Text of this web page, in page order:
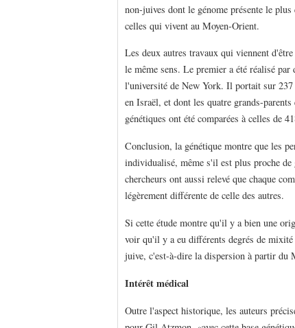
non-juives dont le génome présente le
celles qui vivent au Moyen-Orient.
Les deux autres travaux qui viennent
le même sens. Le premier a été réalisé
l'université de New York. Il portait sur
en Israël, et dont les quatre grands-
génétiques ont été comparées à celles de
Conclusion, la génétique montre que les
individualisé, même s'il est plus proche
chercheurs ont aussi relevé que chaque
légèrement différente de celle des autres.
Si cette étude montre qu'il y a bien une
voir qu'il y a eu différents degrés de
juive, c'est-à-dire la dispersion à partir du
Intérêt médical
Outre l'aspect historique, les auteurs